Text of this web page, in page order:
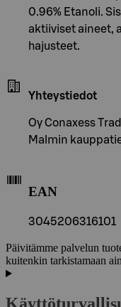
0.96% Etanoli.
aktiiviset aineet,
hajusteet.
Yhteystiedot
Oy Conaxess
Malmin
EAN
3045206316101
Päivitämme palvelun
kuitenkin tarkistamaan